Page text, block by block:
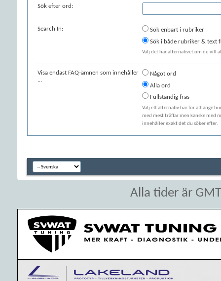
Sök efter ord:
Search In:
Sök enbart i rubriker
Sök i både rubriker & text
Välj det här alternativet om du vill
Visa endast FAQ-ämnen som innehåller
...
Något ord
Alla ord
Fullständig fras
Välj ett alternativ här för att ange
med mest träffar men kanske med
innehåller exakt det du söker efter.
Alla tider är